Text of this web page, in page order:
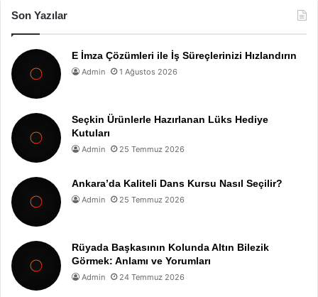
Son Yazılar
E İmza Çözümleri ile İş Süreçlerinizi Hızlandırın
Admin 1 Ağustos 2026
Seçkin Ürünlerle Hazırlanan Lüks Hediye
Kutuları
Admin 25 Temmuz 2026
Ankara’da Kaliteli Dans Kursu Nasıl Seçilir?
Admin 25 Temmuz 2026
Rüyada Başkasının Kolunda Altın Bilezik
Görmek: Anlamı ve Yorumları
Admin 24 Temmuz 2026